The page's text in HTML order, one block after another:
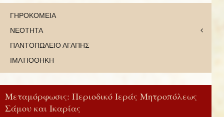
ΓΗΡΟΚΟΜΕΙΑ
ΝΕΟΤΗΤΑ
ΠΑΝΤΟΠΩΛΕΙΟ ΑΓΑΠΗΣ
ΙΜΑΤΙΟΘΗΚΗ
Μεταμόρφωσις: Περιοδικό Ιεράς Μητροπόλεως
Σάμου και Ικαρίας